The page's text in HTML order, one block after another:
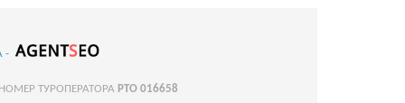
-
ТУРОПЕРАТОРА РТО 016658